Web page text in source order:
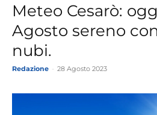
Meteo Cesarò:
Agosto sereno
nubi.
Redazione 28 Agosto 2023